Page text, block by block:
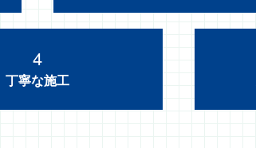
4
丁寧な施工